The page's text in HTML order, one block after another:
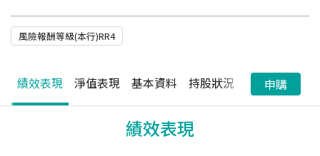
風險報酬等級(本行)RR4
績效表現 淨值表現 基本資料 持股狀況 配息狀況
申購
績效表現